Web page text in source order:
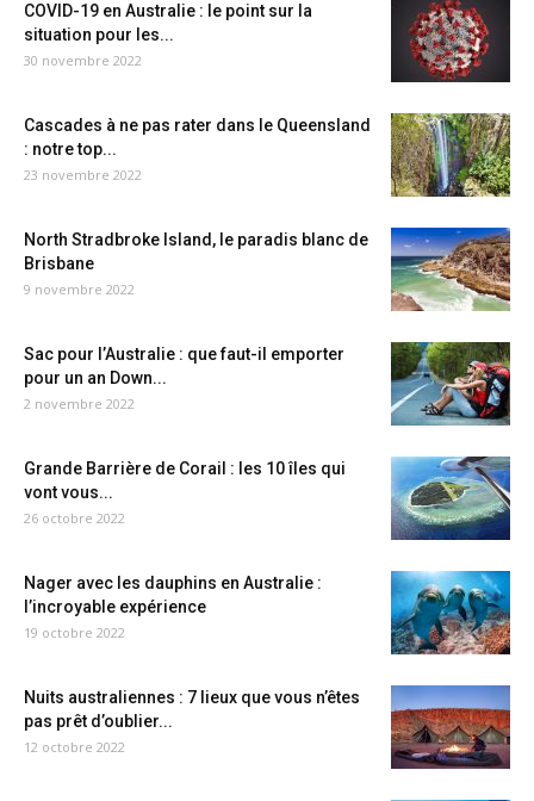
COVID-19 en Australie : le point sur la
situation pour les...
30 novembre 2022
Cascades à ne pas rater dans le Queensland
: notre top...
23 novembre 2022
North Stradbroke Island, le paradis blanc de
Brisbane
9 novembre 2022
Sac pour l’Australie : que faut-il emporter
pour un an Down...
2 novembre 2022
Grande Barrière de Corail : les 10 îles qui
vont vous...
26 octobre 2022
Nager avec les dauphins en Australie :
l’incroyable expérience
19 octobre 2022
Nuits australiennes : 7 lieux que vous n’êtes
pas prêt d’oublier...
12 octobre 2022